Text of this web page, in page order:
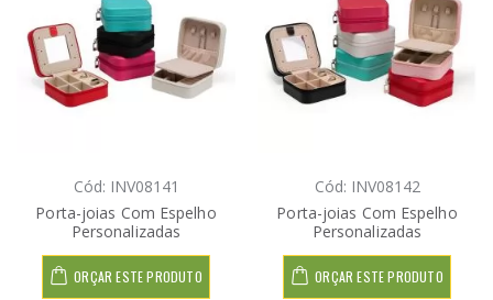
Cód: INV08141
Porta-joias Com Espelho
Personalizadas
ORÇAR ESTE PRODUTO
Cód: INV08142
Porta-joias Com Espelho
Personalizadas
ORÇAR ESTE PRODUTO